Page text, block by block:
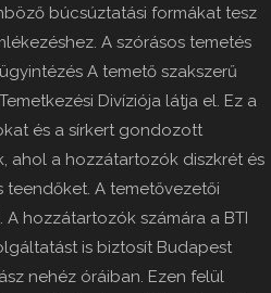
búcsúztatási formákat tesz
A szórásos temetés
A temető szakszerű
Divíziója látja el. Ez a
és a sírkert gondozott
ahol a hozzátartozók diszkrét és
A temetővezetői
hozzátartozók számára a BTI
is biztosít Budapest
nehéz óráiban. Ezen felül